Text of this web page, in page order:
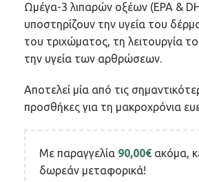
Ωμέγα-3 λιπαρών οξέων (EPA &
υποστηρίζουν την υγεία του
του τριχώματος, τη λειτουργία
την υγεία των αρθρώσεων.
Αποτελεί μία από τις
προσθήκες για τη μακροχρόνια
Με παραγγελία 90,00€ ακόμα,
δωρεάν μεταφορικά!